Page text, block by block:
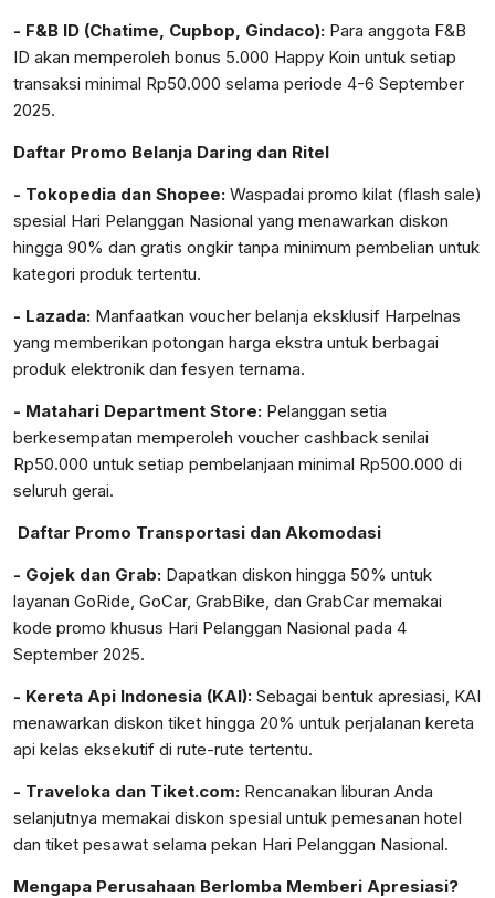
- F&B ID (Chatime, Cupbop, Gindaco): Para anggota F&B
ID akan memperoleh bonus 5.000 Happy Koin untuk setiap
transaksi minimal Rp50.000 selama periode 4-6 September
2025.
Daftar Promo Belanja Daring dan Ritel
- Tokopedia dan Shopee: Waspadai promo kilat (flash sale)
spesial Hari Pelanggan Nasional yang menawarkan diskon
hingga 90% dan gratis ongkir tanpa minimum pembelian untuk
kategori produk tertentu.
- Lazada: Manfaatkan voucher belanja eksklusif Harpelnas
yang memberikan potongan harga ekstra untuk berbagai
produk elektronik dan fesyen ternama.
- Matahari Department Store: Pelanggan setia
berkesempatan memperoleh voucher cashback senilai
Rp50.000 untuk setiap pembelanjaan minimal Rp500.000 di
seluruh gerai.
Daftar Promo Transportasi dan Akomodasi
- Gojek dan Grab: Dapatkan diskon hingga 50% untuk
layanan GoRide, GoCar, GrabBike, dan GrabCar memakai
kode promo khusus Hari Pelanggan Nasional pada 4
September 2025.
- Kereta Api Indonesia (KAI): Sebagai bentuk apresiasi, KAI
menawarkan diskon tiket hingga 20% untuk perjalanan kereta
api kelas eksekutif di rute-rute tertentu.
- Traveloka dan Tiket.com: Rencanakan liburan Anda
selanjutnya memakai diskon spesial untuk pemesanan hotel
dan tiket pesawat selama pekan Hari Pelanggan Nasional.
Mengapa Perusahaan Berlomba Memberi Apresiasi?